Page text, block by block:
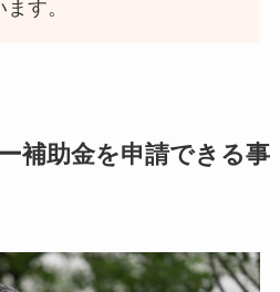
す。
補助金を申請できる事